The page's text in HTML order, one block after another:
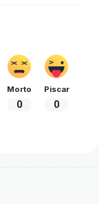
Morto
0
Piscar
0